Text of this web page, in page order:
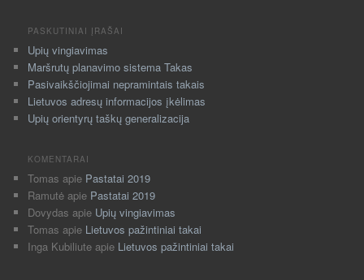
PASKUTINIAI ĮRAŠAI
Upių vingiavimas
Maršrutų planavimo sistema Takas
Pasivaikščiojimai nepramintais takais
Lietuvos adresų informacijos įkėlimas
Upių orientyrų taškų generalizacija
KOMENTARAI
Tomas apie Pastatai 2019
Ramutė apie Pastatai 2019
Dovydas apie Upių vingiavimas
Tomas apie Lietuvos pažintiniai takai
Inga Kubiliute apie Lietuvos pažintiniai takai